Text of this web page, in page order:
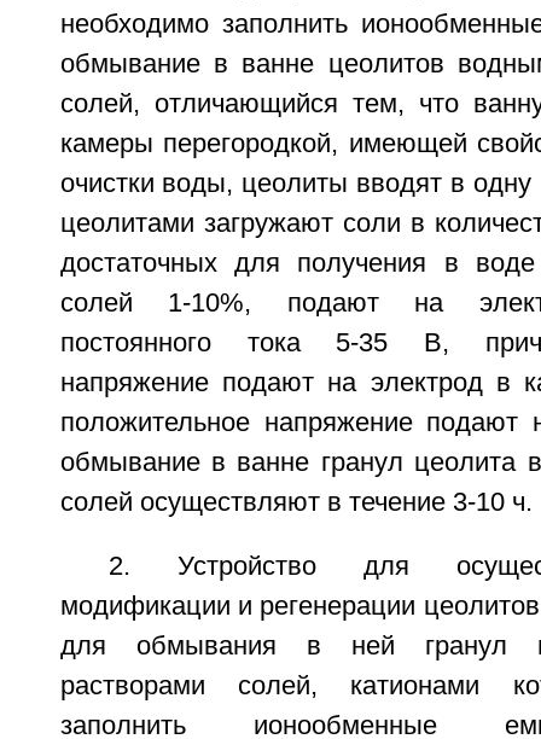
необходимо заполнить
обмывание в ванне цеолитов
солей, отличающийся тем, что
камеры перегородкой, имеющей
очистки воды, цеолиты вводят в
цеолитами загружают соли в
достаточных для получения в воде
солей 1-10%, подают на
постоянного тока 5-35 В,
напряжение подают на электрод в
положительное напряжение подают
обмывание в ванне гранул цеолита
солей осуществляют в течение 3-10 ч.
2. Устройство для
модификации и регенерации
для обмывания в ней гранул
растворами солей, катионами
заполнить ионообменные